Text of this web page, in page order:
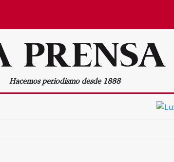
Hacemos periodismo desde 1888